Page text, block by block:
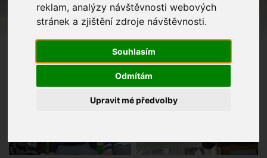
reklam, analýzy návštěvnosti webových
stránek a zjištění zdroje návštěvnosti.
Souhlasím
Odmítám
Upravit mé předvolby